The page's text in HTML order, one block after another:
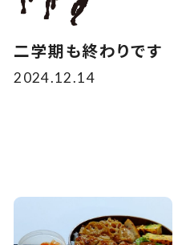
二学期も終わりです
2024.12.14